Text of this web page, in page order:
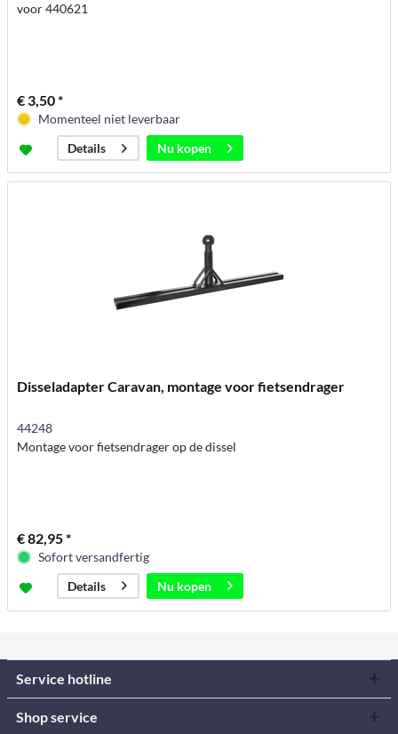
voor 440621
€ 3,50 *
Momenteel niet leverbaar
Details
Nu kopen
Disseladapter Caravan, montage voor fietsendrager
44248
Montage voor fietsendrager op de dissel
€ 82,95 *
Sofort versandfertig
Details
Nu kopen
Service hotline
Shop service